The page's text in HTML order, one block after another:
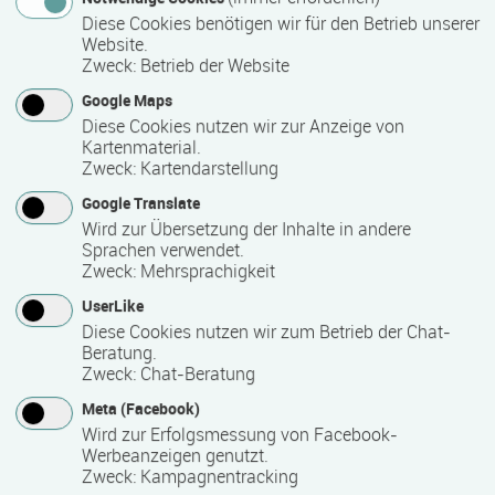
Teilnahmebestätigung / Zertifikat des Anbieters
Voraussichtliche Dauer
1 Tag(e)
Termin
22.10.2026
Bemerkungen zum Termin
09:00 - 14:00 Uhr
Mindest­teilnehmer­anzahl
Diese Cookies benötigen wir für den Betrieb unserer
Website.
Zweck: Betrieb der Website
Google Maps
Diese Cookies nutzen wir zur Anzeige von
Kartenmaterial.
Zweck: Kartendarstellung
Google Translate
Wird zur Übersetzung der Inhalte in andere
Sprachen verwendet.
Zweck: Mehrsprachigkeit
UserLike
Diese Cookies nutzen wir zum Betrieb der Chat-
Beratung.
Zweck: Chat-Beratung
Meta (Facebook)
Wird zur Erfolgsmessung von Facebook-
Werbeanzeigen genutzt.
Zweck: Kampagnentracking